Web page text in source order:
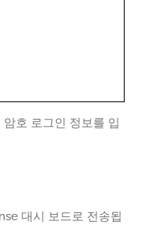
호 로그인 정보를 입
대시 보드로 전송됩